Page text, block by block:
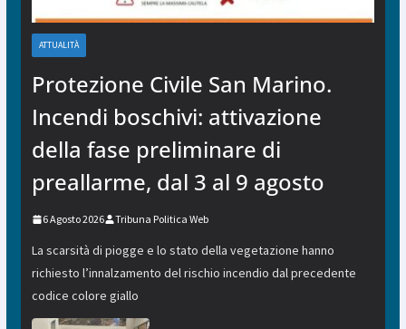
ATTUALITÀ
Protezione Civile San Marino.
Incendi boschivi: attivazione
della fase preliminare di
preallarme, dal 3 al 9 agosto
6 Agosto 2026 Tribuna Politica Web
La scarsità di piogge e lo stato della vegetazione hanno
richiesto l’innalzamento del rischio incendio dal precedente
codice colore giallo